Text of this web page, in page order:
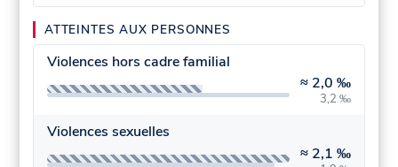
ATTEINTES AUX PERSONNES
Violences hors cadre familial
≈ 2,0 ‰
3,2 ‰
Violences sexuelles
≈ 2,1 ‰